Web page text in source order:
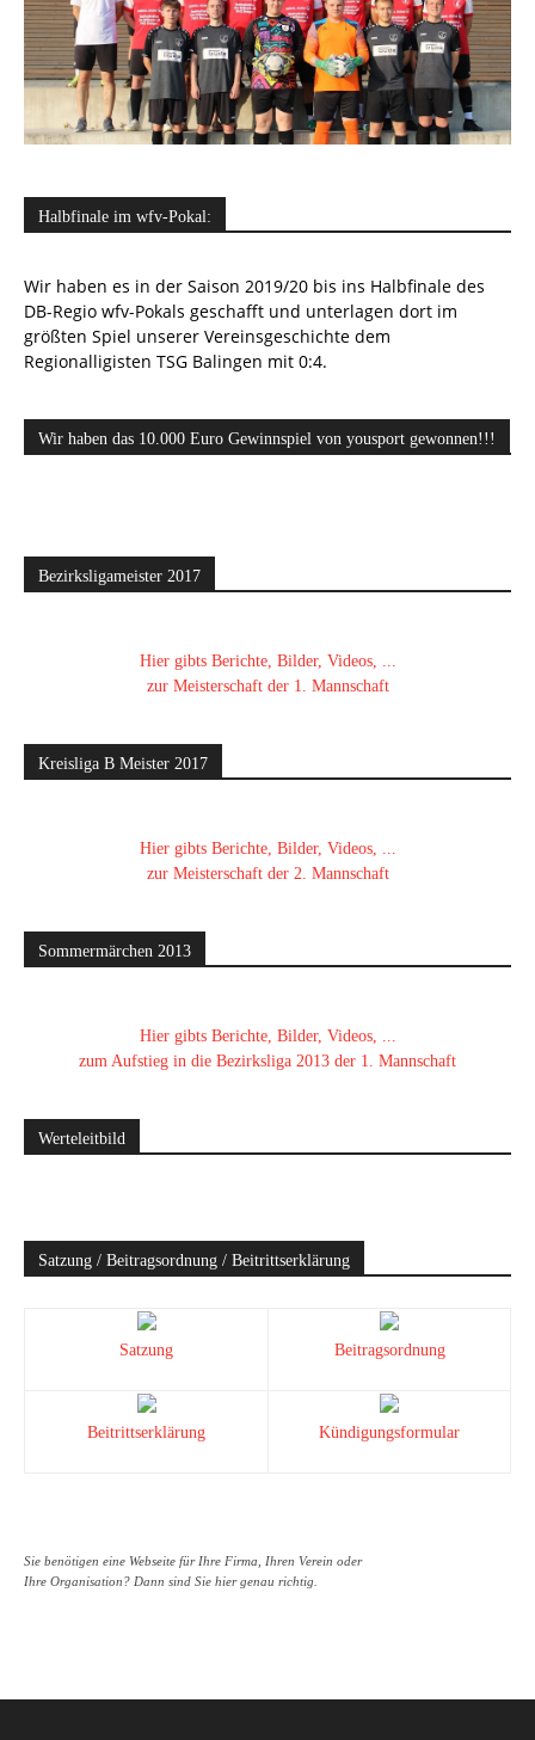
Halbfinale im wfv-Pokal:
Wir haben es in der Saison 2019/20 bis ins Halbfinale des
DB-Regio wfv-Pokals geschafft und unterlagen dort im
größten Spiel unserer Vereinsgeschichte dem
Regionalligisten TSG Balingen mit 0:4.
Wir haben das 10.000 Euro Gewinnspiel von yousport gewonnen!!!
Bezirksligameister 2017
Hier gibts Berichte, Bilder, Videos, ...
zur Meisterschaft der 1. Mannschaft
Kreisliga B Meister 2017
Hier gibts Berichte, Bilder, Videos, ...
zur Meisterschaft der 2. Mannschaft
Sommermärchen 2013
Hier gibts Berichte, Bilder, Videos, ...
zum Aufstieg in die Bezirksliga 2013 der 1. Mannschaft
Werteleitbild
Satzung / Beitragsordnung / Beitrittserklärung
Satzung Beitragsordnung
Beitrittserklärung Kündigungsformular
Sie benötigen eine Webseite für Ihre Firma, Ihren Verein oder
Ihre Organisation? Dann sind Sie hier genau richtig.